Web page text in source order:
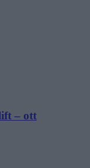
– ott